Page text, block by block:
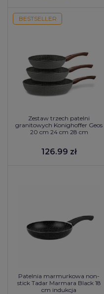
BESTSELLER
Zestaw trzech patelni
granitowych Konighoffer Geos
20 cm 24 cm 28 cm
126.99 zł
Patelnia marmurkowa non-
stick Tadar Marmara Black 18
cm indukcja